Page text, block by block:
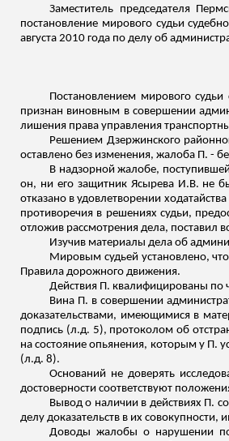
Заместитель председателя
постановление мирового судьи
августа 2010 года по делу об
Постановлением мирового
признан виновным в совершении
лишения права управления
Решением Дзержинского
оставлено без изменения, жалоба П. -
В надзорной жалобе,
он, ни его защитник ЯсыреваИ.В. не
отказано в удовлетворении
противоречия в решениях судьи,
отложив рассмотрения дела, поставил
Изучив материалы дела об
Мировым судьей установлено,
Правила дорожного движения.
Действия П. квалифицированы по
Вина П. в совершении
доказательствами, имеющимися в
подпись (л.д. 5), протоколом об
на состояние опьянения, которым у П.
(л.д. 8).
Оснований не доверять
достоверности соответствуют
Вывод о наличии в действиях П.
делу доказательств в их совокупности,
Доводы жалобы о нарушении